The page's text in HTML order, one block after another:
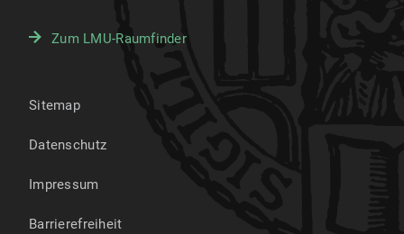
Zum LMU-Raumfinder
Sitemap
Datenschutz
Impressum
Barrierefreiheit